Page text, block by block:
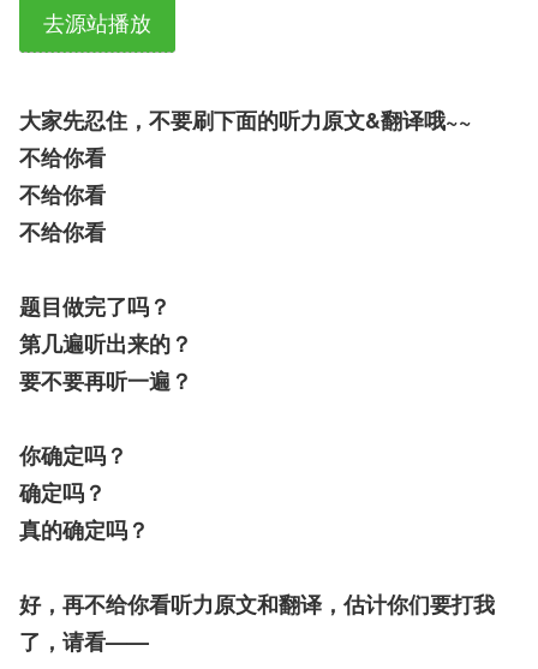
去源站播放
大家先忍住，不要刷下面的听力原文&翻译哦~~
不给你看
不给你看
不给你看
题目做完了吗？
第几遍听出来的？
要不要再听一遍？
你确定吗？
确定吗？
真的确定吗？
好，再不给你看听力原文和翻译，估计你们要打我
了，请看——